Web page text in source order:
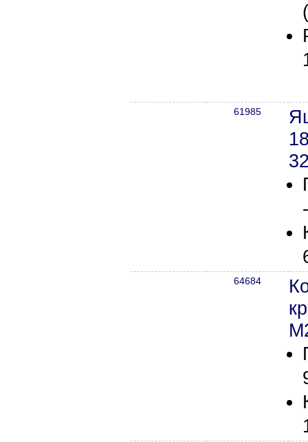
61985
64684